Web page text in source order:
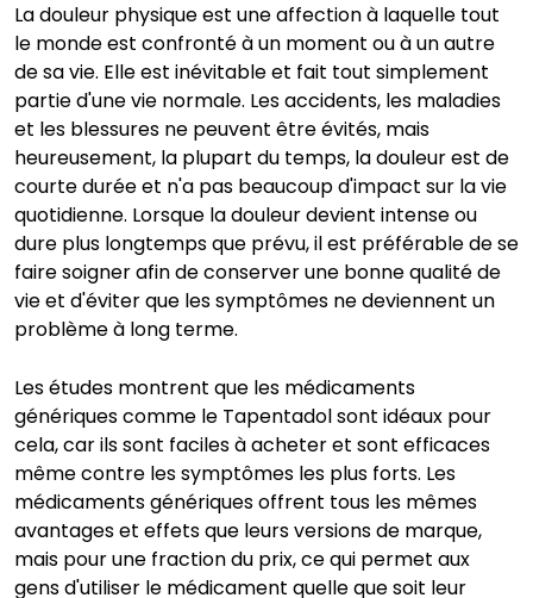
La douleur physique est une affection à laquelle tout
le monde est confronté à un moment ou à un autre
de sa vie. Elle est inévitable et fait tout simplement
partie d'une vie normale. Les accidents, les maladies
et les blessures ne peuvent être évités, mais
heureusement, la plupart du temps, la douleur est de
courte durée et n'a pas beaucoup d'impact sur la vie
quotidienne. Lorsque la douleur devient intense ou
dure plus longtemps que prévu, il est préférable de se
faire soigner afin de conserver une bonne qualité de
vie et d'éviter que les symptômes ne deviennent un
problème à long terme.
Les études montrent que les médicaments
génériques comme le Tapentadol sont idéaux pour
cela, car ils sont faciles à acheter et sont efficaces
même contre les symptômes les plus forts. Les
médicaments génériques offrent tous les mêmes
avantages et effets que leurs versions de marque,
mais pour une fraction du prix, ce qui permet aux
gens d'utiliser le médicament quelle que soit leur